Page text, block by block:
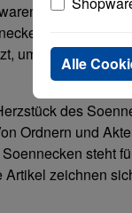
und IT-
ein
um die
des
Ordnern und
steht
zeichnen
Alle